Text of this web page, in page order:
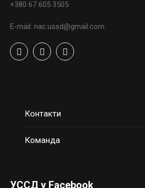
+380 67 605 3505
E-mail: nac.ussd@gmail.com
Контакти
Команда
УССД у Facebook